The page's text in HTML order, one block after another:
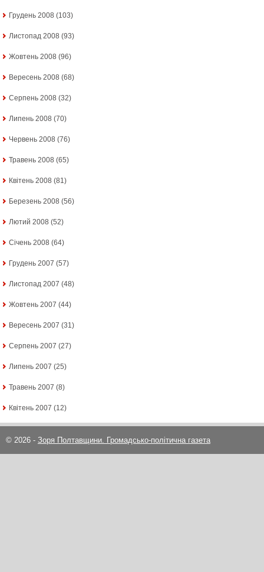
Грудень 2008 (103)
Листопад 2008 (93)
Жовтень 2008 (96)
Вересень 2008 (68)
Серпень 2008 (32)
Липень 2008 (70)
Червень 2008 (76)
Травень 2008 (65)
Квітень 2008 (81)
Березень 2008 (56)
Лютий 2008 (52)
Січень 2008 (64)
Грудень 2007 (57)
Листопад 2007 (48)
Жовтень 2007 (44)
Вересень 2007 (31)
Серпень 2007 (27)
Липень 2007 (25)
Травень 2007 (8)
Квітень 2007 (12)
© 2026 - Зоря Полтавщини. Громадсько-політична газета